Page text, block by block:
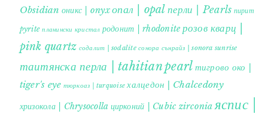
Obsidian оникс | onyxопал | opal перли | Pearls пирит |
pyrite планински кристал родонит | rhodonite розов кварц |
pink quartz содалит | sodalite сонора сънрайз | sonora sunrise
таитянска перла | tahitian pearl тигрово око |
tiger's eye тюркоаз | turquoise халцедон | Chalcedony
хризокола | Chrysocolla цирконий | Cubic zirconia яспис |